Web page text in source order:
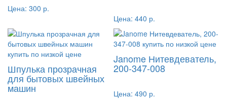
Цена: 300 р.
Цена: 440 р.
Шпулька прозрачная
для бытовых швейных
машин
Janome Нитевдеватель,
200-347-008
Цена: 490 р.